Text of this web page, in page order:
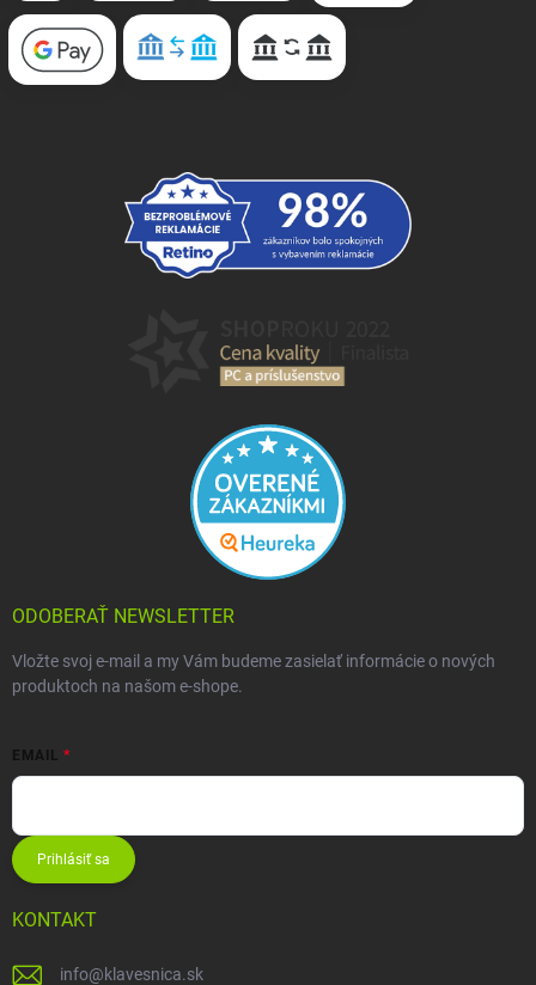
ODOBERAŤ NEWSLETTER
Vložte svoj e-mail a my Vám budeme zasielať informácie o nových
produktoch na našom e-shope.
EMAIL
Prihlásiť sa
KONTAKT
info@klavesnica.sk